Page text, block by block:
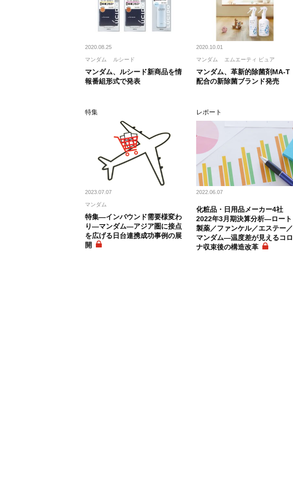
2020.08.25
マンダム ルシード
マンダム、ルシード新商品を情
報番組形式で発表
2020.10.01
マンダム エムエーティ ピュア
マンダム、革新的除菌剤MA-T
配合の新除菌ブランド発売
特集
2023.07.07
マンダム
特集―インバウンド需要様変わ
り―マンダム―アジア圏に接点
を広げる日台連携成功事例の展
開
レポート
2022.06.07
化粧品・日用品メーカー4社
2022年3月期決算分析―ロート
製薬／ファンケル／エステー／
マンダム―温度差が見えるコロ
ナ収束後の構造改革